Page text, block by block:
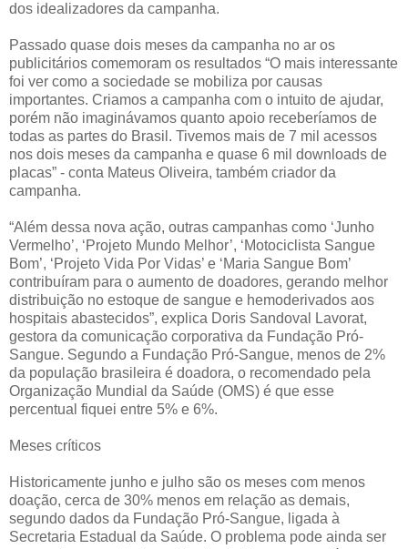
dos idealizadores da campanha.
Passado quase dois meses da campanha no ar os
publicitários comemoram os resultados “O mais interessante
foi ver como a sociedade se mobiliza por causas
importantes. Criamos a campanha com o intuito de ajudar,
porém não imaginávamos quanto apoio receberíamos de
todas as partes do Brasil. Tivemos mais de 7 mil acessos
nos dois meses da campanha e quase 6 mil downloads de
placas” - conta Mateus Oliveira, também criador da
campanha.
“Além dessa nova ação, outras campanhas como ‘Junho
Vermelho’, ‘Projeto Mundo Melhor’, ‘Motociclista Sangue
Bom’, ‘Projeto Vida Por Vidas’ e ‘Maria Sangue Bom’
contribuíram para o aumento de doadores, gerando melhor
distribuição no estoque de sangue e hemoderivados aos
hospitais abastecidos”, explica Doris Sandoval Lavorat,
gestora da comunicação corporativa da Fundação Pró-
Sangue. Segundo a Fundação Pró-Sangue, menos de 2%
da população brasileira é doadora, o recomendado pela
Organização Mundial da Saúde (OMS) é que esse
percentual fiquei entre 5% e 6%.
Meses críticos
Historicamente junho e julho são os meses com menos
doação, cerca de 30% menos em relação as demais,
segundo dados da Fundação Pró-Sangue, ligada à
Secretaria Estadual da Saúde. O problema pode ainda ser